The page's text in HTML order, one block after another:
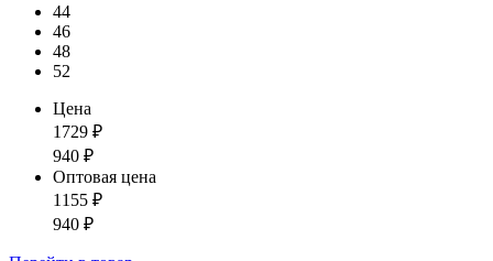
44
46
48
52
Цена
1729 ₽
940 ₽
Оптовая цена
1155 ₽
940 ₽